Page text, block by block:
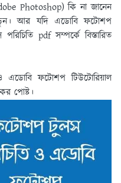
Photoshop) কি না জানেন
পড়ুন। আর যদি এডোবি ফটোশপ
pdf সম্পর্কে বিস্তারিত
ফটোশপ টিউটোরিয়াল
পোষ্ট।